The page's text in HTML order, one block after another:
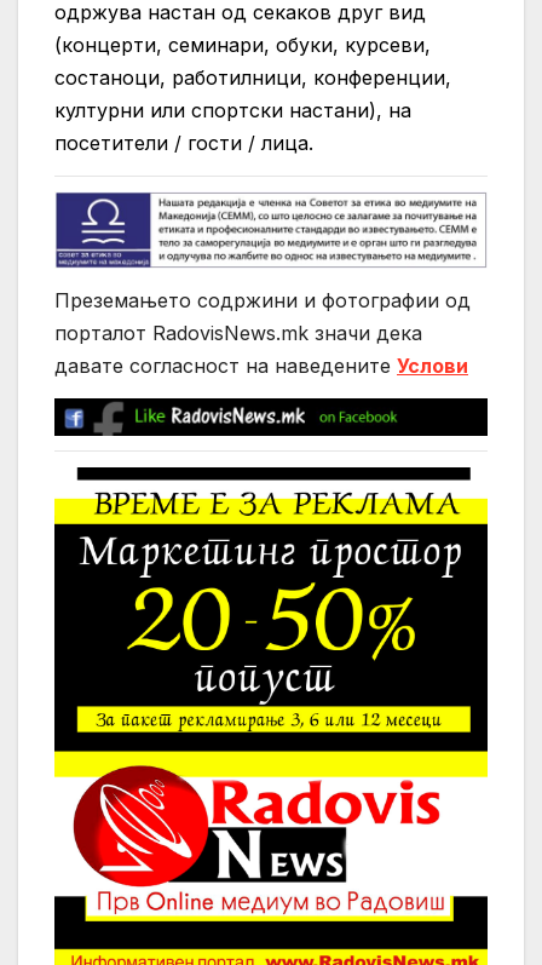
одржува настан од секаков друг вид
(концерти, семинари, обуки, курсеви,
состаноци, работилници, конференции,
културни или спортски настани), на
посетители / гости / лица.
Преземањето содржини и фотографии од
порталот RadovisNews.mk значи дека
давате согласност на нaведените Услови